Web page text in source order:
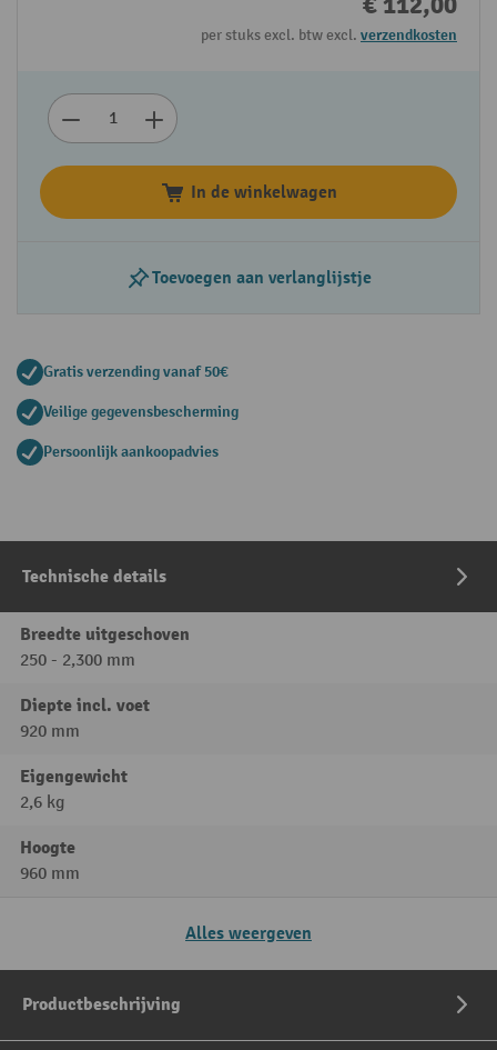
per stuks excl. btw excl. verzendkosten
In de winkelwagen
Toevoegen aan verlanglijstje
Gratis verzending vanaf 50€
Veilige gegevensbescherming
Persoonlijk aankoopadvies
Technische details
Breedte uitgeschoven
250 - 2,300 mm
Diepte incl. voet
920 mm
Eigengewicht
2,6 kg
Hoogte
960 mm
Alles weergeven
Productbeschrijving